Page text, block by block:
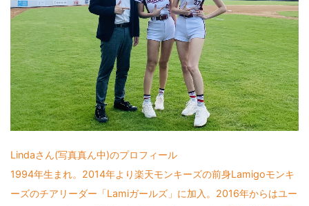
Lindaさん(写真真ん中)のプロフィール
1994年生まれ。2014年より楽天モンキーズの前身Lamigoモンキ
ーズのチアリーダー「Lamiガールズ」に加入。2016年からはユー